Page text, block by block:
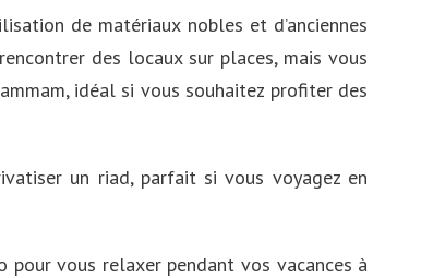
de matériaux nobles et d’anciennes
des locaux sur places, mais vous
idéal si vous souhaitez profiter des
un riad, parfait si vous voyagez en
vous relaxer pendant vos vacances à